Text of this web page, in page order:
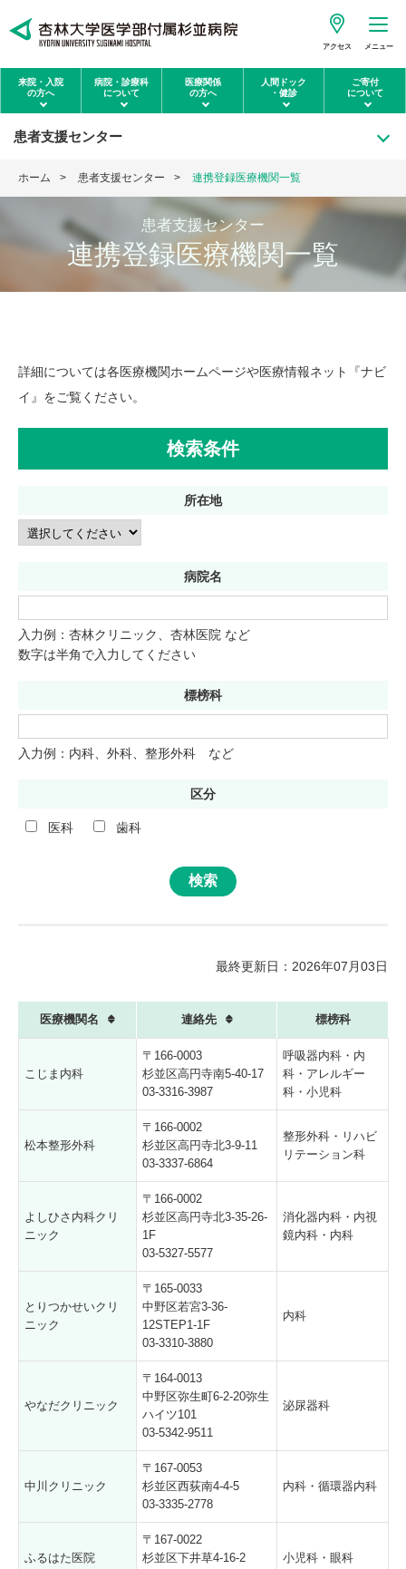
アクセス メニュー
来院・入院
の方へ
病院・診療科
について
医療関係
の方へ
人間ドック
・健診
ご寄付
について
患者支援センター
ホーム 患者支援センター 連携登録医療機関一覧
患者支援センター
連携登録医療機関一覧
詳細については各医療機関ホームページや医療情報ネット『ナビ
イ』をご覧ください。
検索条件
所在地
病院名
入力例：杏林クリニック、杏林医院 など
数字は半角で入力してください
標榜科
入力例：内科、外科、整形外科 など
区分
医科 歯科
最終更新日：2026年07月03日
医療機関名 連絡先 標榜科
こじま内科
〒166-0003
杉並区高円寺南5-40-17
03-3316-3987
呼吸器内科・内
科・アレルギー
科・小児科
松本整形外科
〒166-0002
杉並区高円寺北3-9-11
03-3337-6864
整形外科・リハビ
リテーション科
よしひさ内科クリ
ニック
〒166-0002
杉並区高円寺北3-35-26-
1F
03-5327-5577
消化器内科・内視
鏡内科・内科
とりつかせいクリ
ニック
〒165-0033
中野区若宮3-36-
12STEP1-1F
03-3310-3880
内科
やなだクリニック
〒164-0013
中野区弥生町6-2-20弥生
ハイツ101
03-5342-9511
泌尿器科
中川クリニック
〒167-0053
杉並区西荻南4-4-5
03-3335-2778
内科・循環器内科
ふるはた医院
〒167-0022
杉並区下井草4-16-2
小児科・眼科